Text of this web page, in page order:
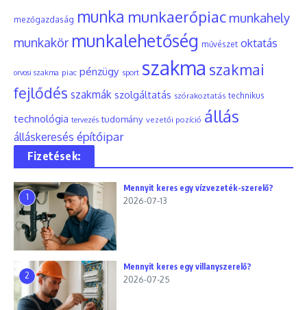
mezőgazdaság munka munkaerőpiac munkahely
munkakör munkalehetőség művészet oktatás
orvosi szakma piac pénzügy sport szakma szakmai
fejlődés szakmák szolgáltatás szórakoztatás technikus
technológia tervezés tudomány vezetői pozíció állás
álláskeresés építőipar
Fizetések:
1
Mennyit keres egy vízvezeték-szerelő?
2026-07-13
2
Mennyit keres egy villanyszerelő?
2026-07-25